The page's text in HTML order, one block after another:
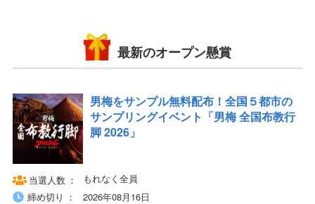
最新のオープン懸賞
男梅をサンプル無料配布！全国５都市の
サンプリングイベント「男梅 全国布教行
脚 2026」
当選人数
もれなく全員
締め切り
2026年08月16日